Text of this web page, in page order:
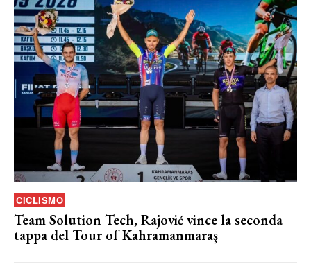
CICLISMO
Team Solution Tech, Rajović vince la seconda
tappa del Tour of Kahramanmaraş